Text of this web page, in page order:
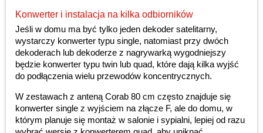
Konwerter i instalacja na kilka odbiorników
Jeśli w domu ma być tylko jeden dekoder satelitarny,
wystarczy konwerter typu single, natomiast przy dwóch
dekoderach lub dekoderze z nagrywarką wygodniejszy
będzie konwerter typu twin lub quad, które dają kilka wyjść
do podłączenia wielu przewodów koncentrycznych.
W zestawach z anteną Corab 80 cm często znajduje się
konwerter single z wyjściem na złącze F, ale do domu, w
którym planuje się montaż w salonie i sypialni, lepiej od razu